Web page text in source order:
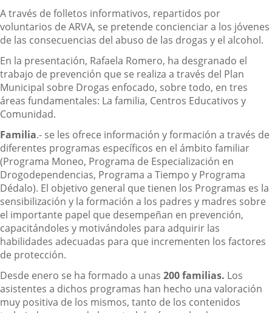
A través de folletos informativos, repartidos por
voluntarios de ARVA, se pretende concienciar a los jóvenes
de las consecuencias del abuso de las drogas y el alcohol.
En la presentación, Rafaela Romero, ha desgranado el
trabajo de prevención que se realiza a través del Plan
Municipal sobre Drogas enfocado, sobre todo, en tres
áreas fundamentales: La familia, Centros Educativos y
Comunidad.
Familia.- se les ofrece información y formación a través de
diferentes programas específicos en el ámbito familiar
(Programa Moneo, Programa de Especialización en
Drogodependencias, Programa a Tiempo y Programa
Dédalo). El objetivo general que tienen los Programas es la
sensibilización y la formación a los padres y madres sobre
el importante papel que desempeñan en prevención,
capacitándoles y motivándoles para adquirir las
habilidades adecuadas para que incrementen los factores
de protección.
Desde enero se ha formado a unas 200 familias. Los
asistentes a dichos programas han hecho una valoración
muy positiva de los mismos, tanto de los contenidos